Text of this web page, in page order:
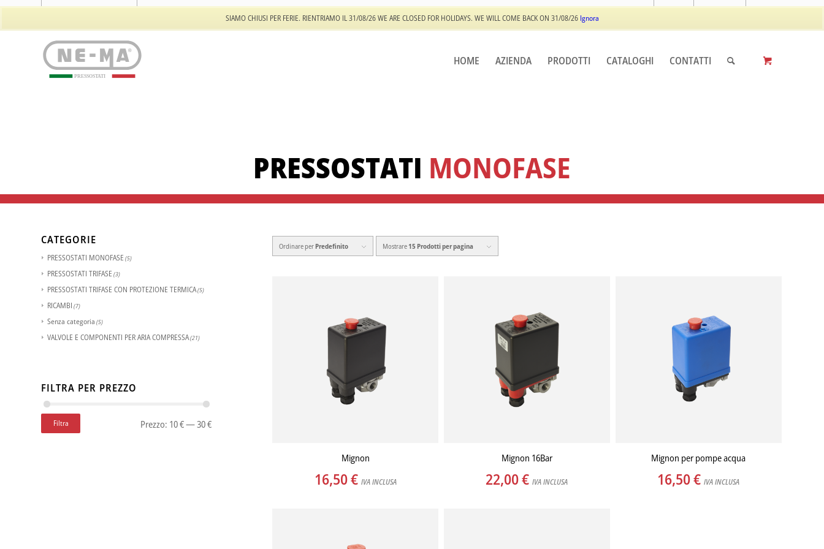
SIAMO CHIUSI PER FERIE. RIENTRIAMO IL 31/08/26 WE ARE CLOSED FOR HOLIDAYS. WE WILL COME BACK ON 31/08/26 Ignora
PRESSOSTATI
HOME AZIENDA PRODOTTI CATALOGHI CONTATTI
PRESSOSTATI MONOFASE
Ordinare per Predefinito Mostrare 15 Prodotti per pagina
Mignon
16,50€ IVA INCLUSA
Mignon 16Bar
22,00€ IVA INCLUSA
Mignon per pompe acqua
16,50€ IVA INCLUSA
CATEGORIE
PRESSOSTATI MONOFASE (5)
PRESSOSTATI TRIFASE (3)
PRESSOSTATI TRIFASE CON PROTEZIONE TERMICA(5)
RICAMBI (7)
Senza categoria (5)
VALVOLE E COMPONENTI PER ARIA COMPRESSA(21)
FILTRA PER PREZZO
Filtra Prezzo: 10 €—30 €